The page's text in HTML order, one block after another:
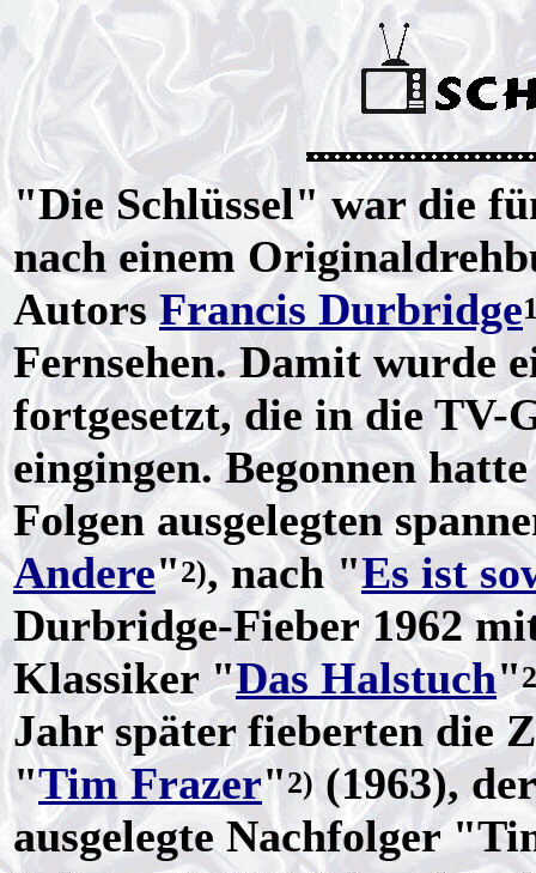
"Die Schlüssel" war die
nach einem
AutorsFrancis Durbridge
Fernsehen. Damit wurde
fortgesetzt, die in die TV-
eingingen. Begonnen
Folgen ausgelegten
Andere"2), nach "Es ist
Durbridge-Fieber 1962
Klassiker "Das Halstuch"
Jahr später fieberten die
"Tim Frazer"2)(1963),
ausgelegte Nachfolger